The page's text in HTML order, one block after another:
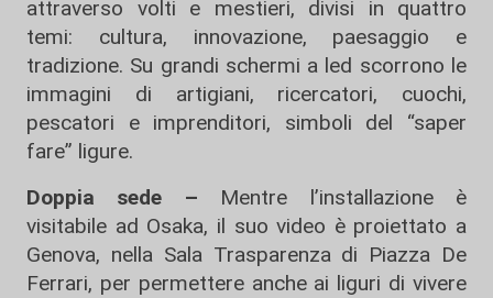
attraverso volti e mestieri, divisi in quattro
temi: cultura, innovazione, paesaggio e
tradizione. Su grandi schermi a led scorrono le
immagini di artigiani, ricercatori, cuochi,
pescatori e imprenditori, simboli del “saper
fare” ligure.
Doppia sede – Mentre l’installazione è
visitabile ad Osaka, il suo video è proiettato a
Genova, nella Sala Trasparenza di Piazza De
Ferrari, per permettere anche ai liguri di vivere